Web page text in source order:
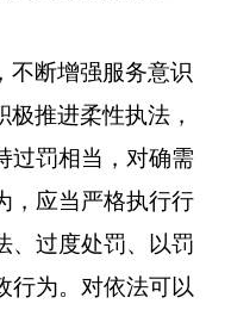
不断增强服务意识
推进柔性执法，
过罚相当，对确需
，应当严格执行行
、过度处罚、以罚
行为。对依法可以